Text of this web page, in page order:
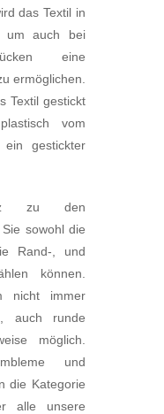
das Textil in
um auch bei
eine
ermöglichen.
Textil gestickt
vom
gestickter
zu den
sowohl die
Rand-, und
können.
nicht immer
auch runde
möglich.
und
die Kategorie
alle unsere